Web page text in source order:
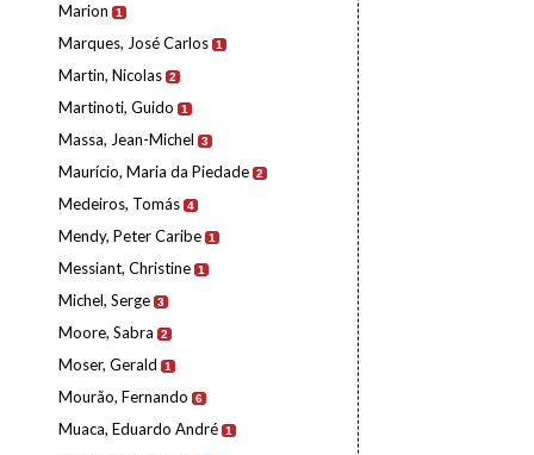
Marion 1
Marques, José Carlos 1
Martin, Nicolas 2
Martinoti, Guido 1
Massa, Jean-Michel 3
Maurício, Maria da Piedade 2
Medeiros, Tomás 4
Mendy, Peter Caribe 1
Messiant, Christine 1
Michel, Serge 3
Moore, Sabra 2
Moser, Gerald 1
Mourão, Fernando 6
Muaca, Eduardo André 1